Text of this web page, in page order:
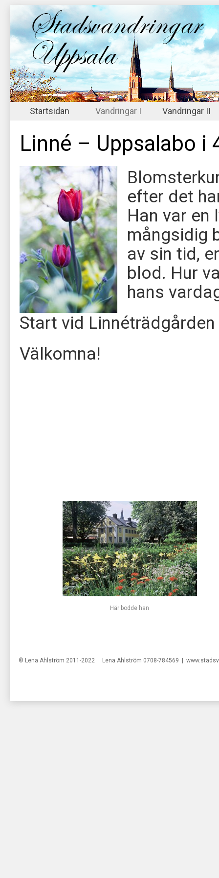
Startsidan Vandringar I Vandringar II
Linné – Uppsalabo i
efter det
Han var en
mångsidig
av sin tid,
blod. Hur
hans
Start vid Linnéträdgården
Välkomna!
Här bodde han
© Lena Ahlström 2011-2022 Lena Ahlström 0708-784569 |